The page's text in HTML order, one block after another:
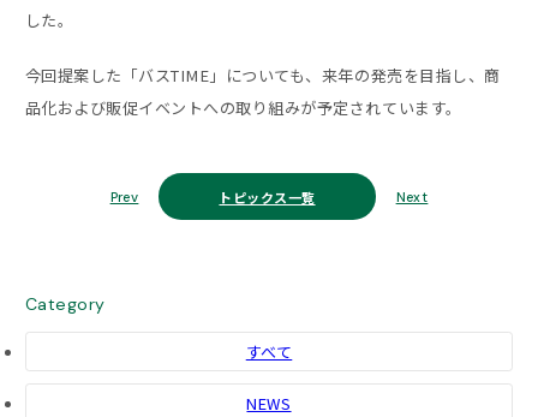
Category
すべて
NEWS
した。
今回提案した「バスTIME」についても、来年の発売を目指し、商
品化および販促イベントへの取り組みが予定されています。
Prev トピックス一覧 Next